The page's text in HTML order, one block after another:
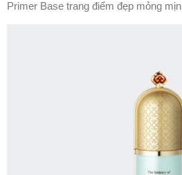
Primer Base trang điểm đẹp mỏng mịn